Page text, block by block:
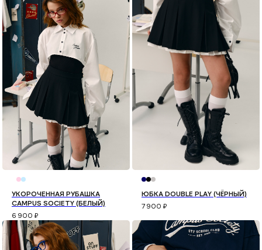
УКОРОЧЕННАЯ РУБАШКА
CAMPUS SOCIETY (БЕЛЫЙ)
6 900 ₽
ЮБКА DOUBLE PLAY (ЧЁРНЫЙ)
7 900 ₽